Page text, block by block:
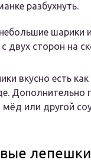
разбухнуть.
шарики
двух сторон на
вкусно есть
Дополнительно
мёд или другой